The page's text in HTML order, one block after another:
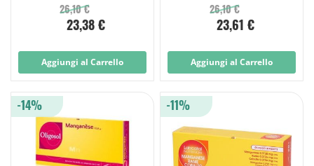
26,10 €
23,38 €
Aggiungi al Carrello
26,10 €
23,61 €
Aggiungi al Carrello
-14% -11%